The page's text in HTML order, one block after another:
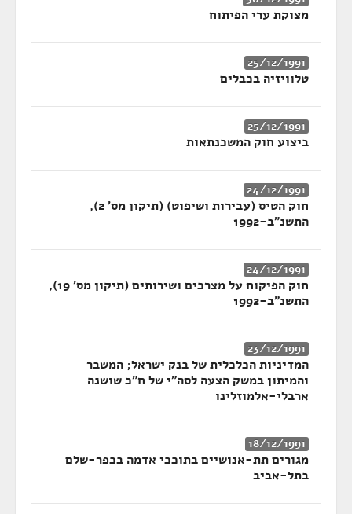
מצוקת ערי הפיתוח
25/12/1991
טלוויזיה בכבלים
25/12/1991
ביצוע חוק המשכנתאות
24/12/1991
חוק הטיס (עבירות ושיפוט) (תיקון מס' 2),
התשנ"ב-1992
24/12/1991
חוק הפיקוח על מצרכים ושירותים (תיקון מס' 19),
התשנ"ב-1992
23/12/1991
המדיניות הכלכלית של בנק ישראל; המשבר
והמיתון במשק הצעה לסה"י של ח"כ שושנה
ארבלי-אלמוזלינו
18/12/1991
מגורים תת-אנושיים בתוככי אדמה בכפר-שלם
בתל-אביב